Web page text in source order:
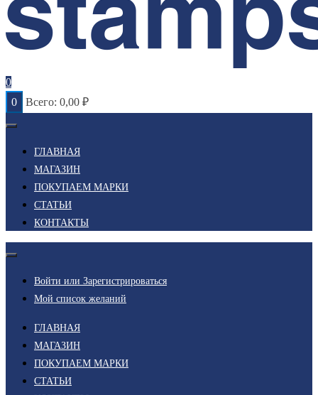
0
0
Всего: 0,00 ₽
ГЛАВНАЯ
МАГАЗИН
ПОКУПАЕМ МАРКИ
СТАТЬИ
КОНТАКТЫ
Войти или Зарегистрироваться
Мой список желаний
ГЛАВНАЯ
МАГАЗИН
ПОКУПАЕМ МАРКИ
СТАТЬИ